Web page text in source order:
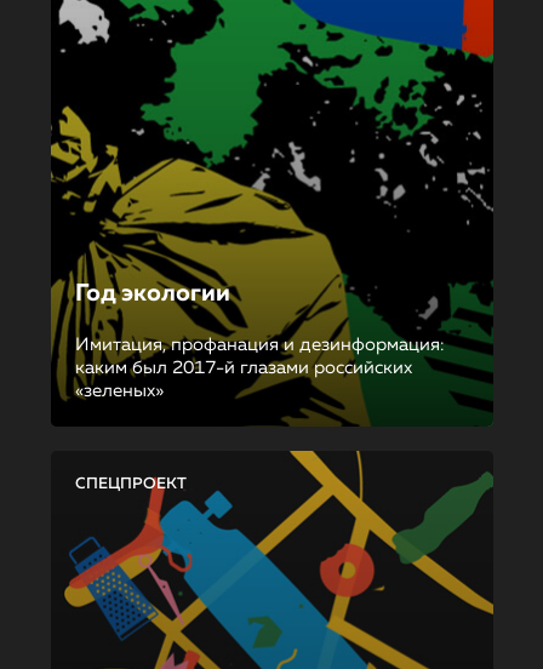
Год экологии
Имитация, профанация и дезинформация:
каким был 2017-й глазами российских
«зеленых»
СПЕЦПРОЕКТ